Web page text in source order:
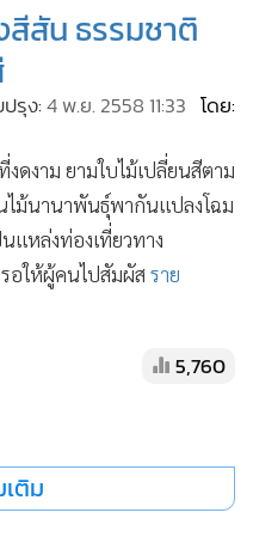
สัน ธรรมชาติ
รุง:4 พ.ย. 2558 11:33 โดย:
ดงาม ยามใบไม้เปลี่ยนสีตาม
ไม้นานาพันธุ์พากันแปลงโฉม
แหล่งท่องเที่ยวทาง
อให้ผู้คนไปสัมผัสราย
5,760
ติม